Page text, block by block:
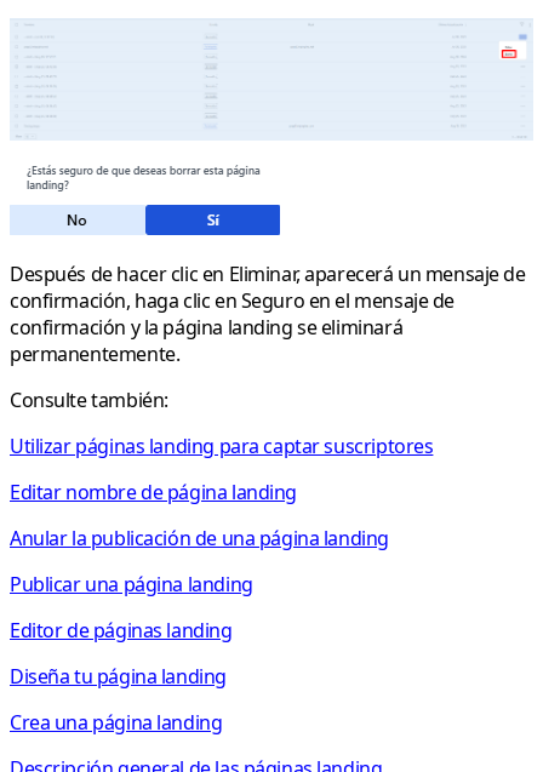
Después de hacer clic en Eliminar, aparecerá un mensaje de
confirmación, haga clic enSeguroen el mensaje de
confirmación y la página landing se eliminará
permanentemente.
Consulte también:
Utilizar páginas landing para captar suscriptores
Editar nombre de página landing
Anular la publicación de una página landing
Publicar una página landing
Editor de páginas landing
Diseña tu página landing
Crea una página landing